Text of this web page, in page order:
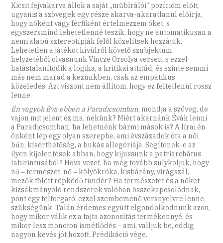
Kicsit fejvakarva állok a saját „műbírálói” pozícióm előtt,
ugyanis a szövegek egy része akarva-akaratlanul előírja,
hogy nőként vagy férfiként értelmezzem őket, s
egyszersmind lehetetlenné teszik, hogy ne automatikusan a
nemi alapú sztereotípiák felől közelítsek hozzájuk.
Lehetetlen a játékot kívülről követő szubjektum
helyzetéből olvasnunk Vincze Orsolya verseit, s ezzel
hatástalanítódik a logika, a kritikai attitűd, és szinte semmi
más nem marad a kezünkben, csak az empatikus
közeledés. Azt viszont nem állítom, hogy ez feltétlenül rossz
lenne.
Én vagyok Éva ebben a Paradicsomban, mondja a szöveg, de
vajon mit jelent ez ma, nekünk? Miért akarnánk Évák lenni
a Paradicsomban, ha lehetnénk bármi mások is? A lírai én
önként lép egy olyan szerepbe, ami évszázadok óta a női
bűn, kísérthetőség, a bukás allegóriája. Segítenek-e az
ilyen kijelentések abban, hogy kijussunk a patriarchátus
labirintusából? Hova vezet, ha még tovább sulykoljuk, hogy
nő = természet, nő = kölyökróka, kisbárány, virágszál,
mezők fölött röpködő tündér? Ha természetet és a nőket
kizsákmányoló rendszerek valóban összekapcsolódnak,
pont egy felforgató, ezzel szembemenő versnyelvre lenne
szükségünk. Talán érdemes együtt elgondolkodnunk azon,
hogy mikor válik ez a fajta azonosítás termékennyé, és
mikor lesz monoton ismétlődés – ami, valljuk be, eddig
nagyon kevés jót hozott. Prédikáció vége.